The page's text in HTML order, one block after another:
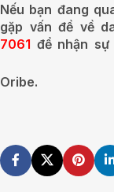
Nếu bạn đang
gặp vấn đề về
7061 để nhận
Oribe.